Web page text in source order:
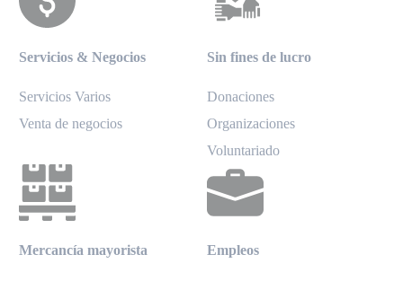
Servicios & Negocios
Servicios Varios
Venta de negocios
Sin fines de lucro
Donaciones
Organizaciones
Voluntariado
Mercancía mayorista Empleos